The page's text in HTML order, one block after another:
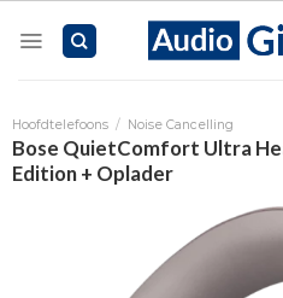
Hoofdtelefoons / Noise Cancelling
Bose QuietComfort Ultra
Edition + Oplader